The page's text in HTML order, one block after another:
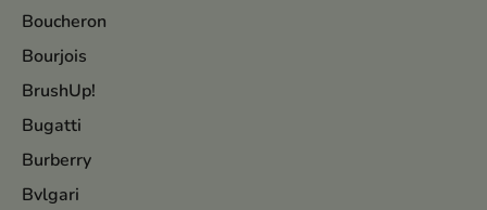
Boucheron
Bourjois
BrushUp!
Bugatti
Burberry
Bvlgari